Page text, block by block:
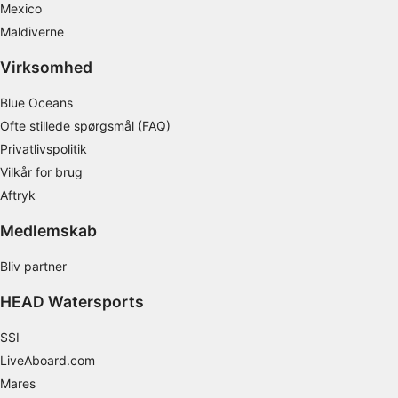
Mexico
Maldiverne
Virksomhed
Blue Oceans
Ofte stillede spørgsmål (FAQ)
Privatlivspolitik
Vilkår for brug
Aftryk
Medlemskab
Bliv partner
HEAD Watersports
SSI
LiveAboard.com
Mares
indhold
IAB Special Features:
Bruge præcise geografiske
anmodede oplysninger
Ikke-IAB-behandlingsformål:
Nødvendig
Ydeevne
Funktionel
Annoncering / marketing